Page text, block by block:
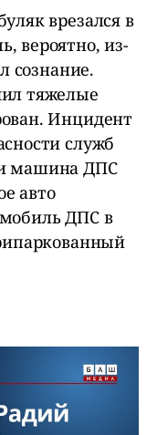
врезался в
вероятно, из-
сознание.
тяжелые
Инцидент
служб
машина ДПС
авто
ДПС в